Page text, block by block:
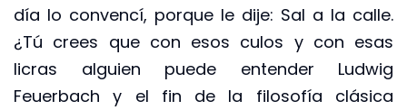
día lo convencí, porque le dije: Sal a la calle.
¿Tú crees que con esos culos y con esas
licras alguien puede entender Ludwig
Feuerbach y el fin de la filosofía clásica